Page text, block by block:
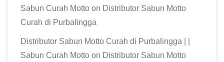
Sabun Curah Motto on Distributor Sabun Motto
Curah di Purbalingga
Distributor Sabun Motto Curah di Purbalingga | |
Sabun Curah Motto on Distributor Sabun Motto